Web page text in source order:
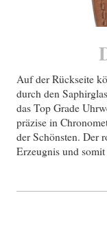
Auf der Rückseite
durch den
das Top Grade
präzise in
der Schönsten. Der
Erzeugnis und